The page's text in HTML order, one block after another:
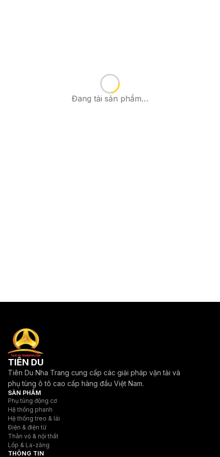
Đang tải sản phẩm…
TIÊN DU
Tiên Du Nha Trang cung cấp các giải pháp vận tải và
phụ tùng ô tô cao cấp hàng đầu Việt Nam.
SẢN PHẨM
Phụ tùng động cơ
Hệ thống phanh
Hệ thống treo & lái
Điện & điện tử
Thân vỏ & nội thất
Lốp & La-zăng
THÔNG TIN